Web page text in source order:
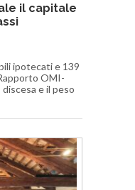
il capitale
ipotecati e 139
OMI-
e il peso